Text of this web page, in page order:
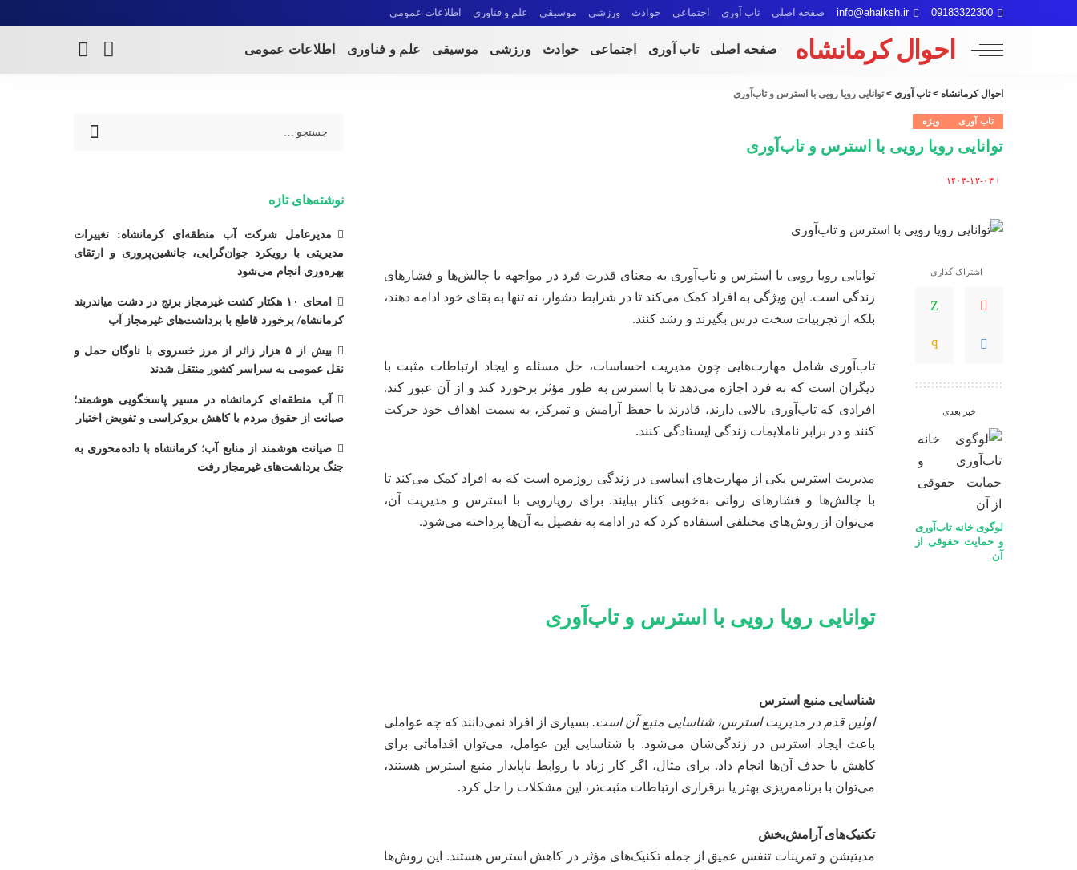
09183322300
info@ahalksh.ir صفحه اصلی تاب آوری اجتماعی حوادث ورزشی موسیقی علم و فناوری اطلاعات عمومی
احوال کرمانشاه صفحه اصلی تاب آوری اجتماعی حوادث ورزشی موسیقی علم و فناوری اطلاعات عمومی
احوال کرمانشاه >تاب آوری >توانایی رویا رویی با استرس و تاب‌آوری
تاب آوری ویژه
توانایی رویا رویی با استرس و تاب‌آوری
Posted
۱۴۰۳-۱۲-۰۳
اشتراک گذاری
خبر بعدی
لوگوی خانه تاب‌آوری
و حمایت حقوقی از
آن
توانایی رویا رویی با استرس و تاب‌آوری به معنای قدرت فرد در مواجهه با چالش‌ها و فشارهای
زندگی است. این ویژگی به افراد کمک می‌کند تا در شرایط دشوار، نه تنها به بقای خود ادامه دهند،
بلکه از تجربیات سخت درس بگیرند و رشد کنند.
تاب‌آوری شامل مهارت‌هایی چون مدیریت احساسات، حل مسئله و ایجاد ارتباطات مثبت با
دیگران است که به فرد اجازه می‌دهد تا با استرس به طور مؤثر برخورد کند و از آن عبور کند.
افرادی که تاب‌آوری بالایی دارند، قادرند با حفظ آرامش و تمرکز، به سمت اهداف خود حرکت
کنند و در برابر ناملایمات زندگی ایستادگی کنند.
مدیریت استرس یکی از مهارت‌های اساسی در زندگی روزمره است که به افراد کمک می‌کند تا
با چالش‌ها و فشارهای روانی به‌خوبی کنار بیایند. برای رویارویی با استرس و مدیریت آن،
می‌توان از روش‌های مختلفی استفاده کرد که در ادامه به تفصیل به آن‌ها پرداخته می‌شود.
توانایی رویا رویی با استرس و تاب‌آوری
شناسایی منبع استرس
اولین قدم در مدیریت استرس، شناسایی منبع آن است.بسیاری از افراد نمی‌دانند که چه عواملی
باعث ایجاد استرس در زندگی‌شان می‌شود. با شناسایی این عوامل، می‌توان اقداماتی برای
کاهش یا حذف آن‌ها انجام داد. برای مثال، اگر کار زیاد یا روابط ناپایدار منبع استرس هستند،
می‌توان با برنامه‌ریزی بهتر یا برقراری ارتباطات مثبت‌تر، این مشکلات را حل کرد.
تکنیک‌های آرامش‌بخش
مدیتیشن و تمرینات تنفس عمیق از جمله تکنیک‌های مؤثر در کاهش استرس هستند. این روش‌ها
نوشته‌های تازه
مدیرعامل شرکت آب منطقه‌ای کرمانشاه: تغییرات
مدیریتی با رویکرد جوان‌گرایی، جانشین‌پروری و ارتقای
بهره‌وری انجام می‌شود
امحای ۱۰ هکتار کشت غیرمجاز برنج در دشت میاندربند
کرمانشاه/ برخورد قاطع با برداشت‌های غیرمجاز آب
بیش از ۵ هزار زائر از مرز خسروی با ناوگان حمل‌ و
نقل عمومی به سراسر کشور منتقل شدند
آب منطقه‌ای کرمانشاه در مسیر پاسخگویی هوشمند؛
صیانت از حقوق مردم با کاهش بروکراسی و تفویض اختیار
صیانت هوشمند از منابع آب؛ کرمانشاه با داده‌محوری به
جنگ برداشت‌های غیرمجاز رفت